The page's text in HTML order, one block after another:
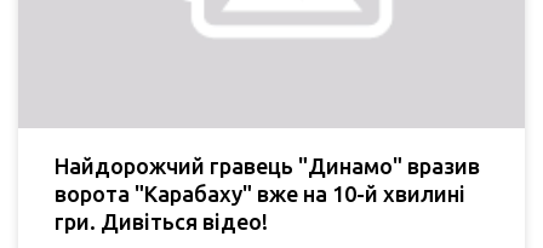
Найдорожчий гравець "Динамо" вразив
ворота "Карабаху" вже на 10-й хвилині
гри. Дивіться відео!